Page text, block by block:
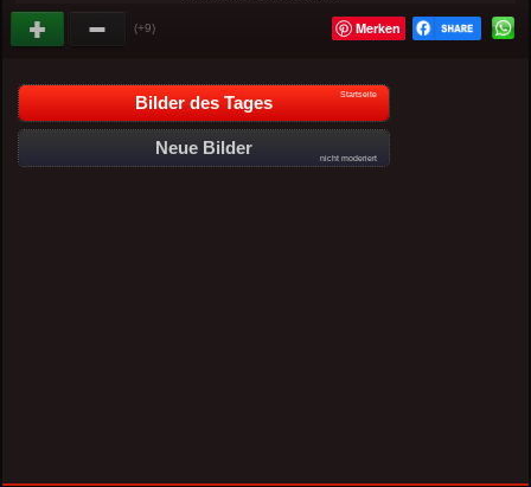
(+9) Merken
Bilder des Tages Startseite
Neue Bilder
nicht moderiert